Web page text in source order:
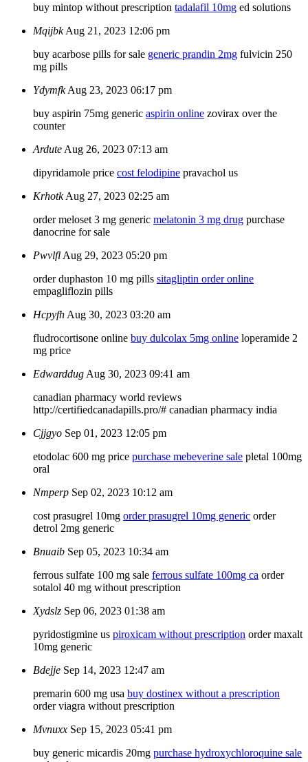
buy mintop without prescription tadalafil 10mg ed solutions
Mqijbk Aug 21, 2023 12:06 pm
buy acarbose pills for sale generic prandin 2mg fulvicin 250
mg pills
Ydymfk Aug 23, 2023 06:17 pm
buy aspirin 75mg generic aspirin online zovirax over the
counter
Ardute Aug 26, 2023 07:13 am
dipyridamole price cost felodipine pravachol us
Krhotk Aug 27, 2023 02:25 am
order meloset 3 mg generic melatonin 3 mg drug purchase
danocrine for sale
Pwvlfl Aug 29, 2023 05:20 pm
order duphaston 10 mg pills sitagliptin order online
empagliflozin pills
Hcpyfh Aug 30, 2023 03:20 am
fludrocortisone online buy dulcolax 5mg online loperamide 2
mg price
Edwarddug Aug 30, 2023 09:41 am
canadian pharmacy world reviews
http://certifiedcanadapills.pro/# canadian pharmacy india
Cjjgyo Sep 01, 2023 12:05 pm
etodolac 600 mg price purchase mebeverine sale pletal 100mg
oral
Nmperp Sep 02, 2023 10:12 am
cost prasugrel 10mg order prasugrel 10mg generic order
detrol 2mg generic
Bnuaib Sep 05, 2023 10:34 am
ferrous sulfate 100 mg sale ferrous sulfate 100mg ca order
sotalol 40 mg without prescription
Xydslz Sep 06, 2023 01:38 am
pyridostigmine us piroxicam without prescription order maxalt
10mg generic
Bdejje Sep 14, 2023 12:47 am
premarin 600 mg usa buy dostinex without a prescription
order viagra without prescription
Mvnuxx Sep 15, 2023 05:41 pm
buy generic micardis 20mg purchase hydroxychloroquine sale